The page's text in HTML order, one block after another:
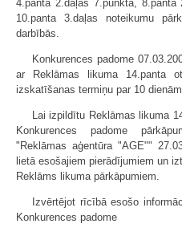
4.panta 2.daļas 7.punkta,
10.panta 3.daļas noteikumu
darbībās.
Konkurences padome
ar Reklāmas likuma 14.panta
izskatīšanas termiņu par 10
Lai izpildītu Reklāmas likuma
Konkurences padome
"Reklāmas aģentūra "AGE""
lietā esošajiem pierādījumiem un
Reklāms likuma pārkāpumiem.
Izvērtējot rīcībā esošo
Konkurences padome